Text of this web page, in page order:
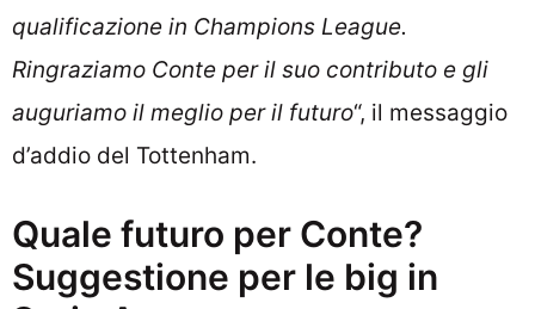
qualificazione in Champions League.
Ringraziamo Conte per il suo contributo e gli
auguriamo il meglio per il futuro“, il messaggio
d’addio del Tottenham.
Quale futuro per Conte?
Suggestione per le big in